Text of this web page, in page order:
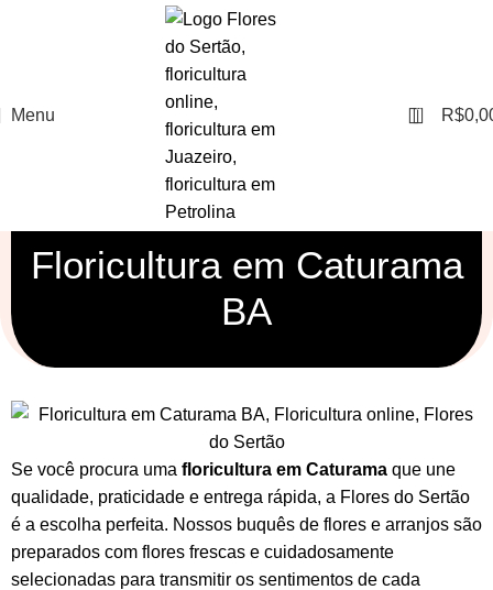
Menu 0 R$
Floricultura em Caturama
BA
Se você procura uma floricultura em Caturama que une
qualidade, praticidade e entrega rápida, a Flores do Sertão
é a escolha perfeita. Nossos buquês de flores e arranjos são
preparados com flores frescas e cuidadosamente
selecionadas para transmitir os sentimentos de cada